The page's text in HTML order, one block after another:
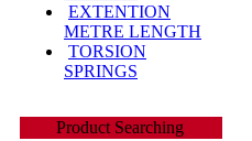
EXTENTION
METRE LENGTH
TORSION
SPRINGS
Product Searching